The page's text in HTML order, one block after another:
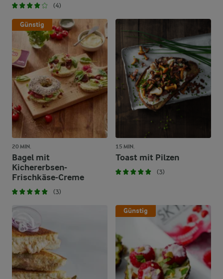
(4)
Günstig
20 MIN.
Bagel mit
Kichererbsen-
Frischkäse-Creme
(3)
15 MIN.
Toast mit Pilzen
(3)
Günstig